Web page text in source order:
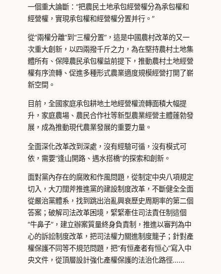
一個重大論斷：“把農民土地承包經營權分為承包權和
經營權，實現承包權和經營權分置并行。”
從“兩權分離”到“三權分置”，這是中國農村改革的又一
次重大創新，以四兩撥千斤之力，為在堅持農村土地集
體所有、保障農民承包權益前提下，推動農村土地經營
權有序流轉、促進多種形式農業適度規模經營打開了嶄
新空間。
目前，全國家庭承包耕地土地經營權流轉面積大幅提
升，家庭農場、農民合作社等新型農業經營主體蓬勃發
展，成為推動現代農業發展的重要力量。
全面深化改革改到深處，沒有經驗可循，沒有模式可
依，需要“逢山開路、遇水搭橋”的探索和創新。
面對黨內存在的腐敗和作風問題，從制定中央八項規定
切入，大刀闊斧推進黨的建設制度改革，不斷健全全面
從嚴治黨體系，找到跳出治亂興衰歷史周期率的第二個
答案；破解司法改革困境，緊緊牽住司法責任制這個
“牛鼻子”，建立辦案質量終身負責制，推進以審判為中
心的訴訟制度改革，把司法權力關進制度籠子；針對產
權保護不同等不規范問題，把“有恒產者有恒心”寫入中
央文件，從頂層設計強化產權保護的法治化路徑……